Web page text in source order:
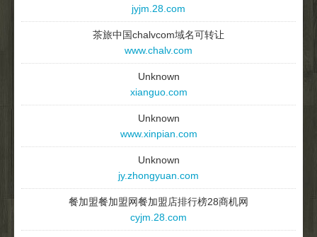
jyjm.28.com
茶旅中国chalvcom域名可转让
www.chalv.com
Unknown
xianguo.com
Unknown
www.xinpian.com
Unknown
jy.zhongyuan.com
餐加盟餐加盟网餐加盟店排行榜28商机网
cyjm.28.com